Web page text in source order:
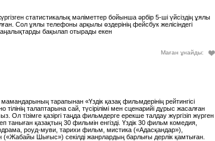
tune.net)
0
Alemi.kz)
0
tune.net)
статистикалық мәліметтер бойынша әрбір 5-ші үйсіздің ұялы
Сол ұялы телефоны арқылы өздерінің фейсбук желісіндегі
бақылап отырады екен
Маған ұнайды:
тарапынан «Үздік қазақ фильмдерінің рейтингісі
тілінің талаптарына сай, түсірілімі мен сценарийі дұрыс жасалған
Ол тізімге қазіргі таңда фильмдерге ерекше талдау жүргізіп жүрген
таныған қазақтың 30 фильмін енгізді. Үздік 30 фильм комедия,
роуд-муви, тарихи фильм, мистика («Адасқандар»),
Шығыс») секілді жанрлардың барлығы дерлік қамтыған.